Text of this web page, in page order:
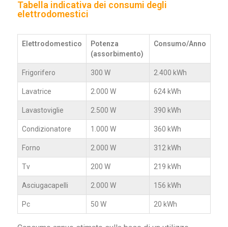
Tabella indicativa dei consumi degli
elettrodomestici
Elettrodomestico
Potenza
(assorbimento)
Consumo/Anno
Frigorifero 300 W 2.400 kWh
Lavatrice 2.000 W 624 kWh
Lavastoviglie 2.500 W 390 kWh
Condizionatore 1.000 W 360 kWh
Forno 2.000 W 312 kWh
Tv 200 W 219 kWh
Asciugacapelli 2.000 W 156 kWh
Pc 50 W 20 kWh